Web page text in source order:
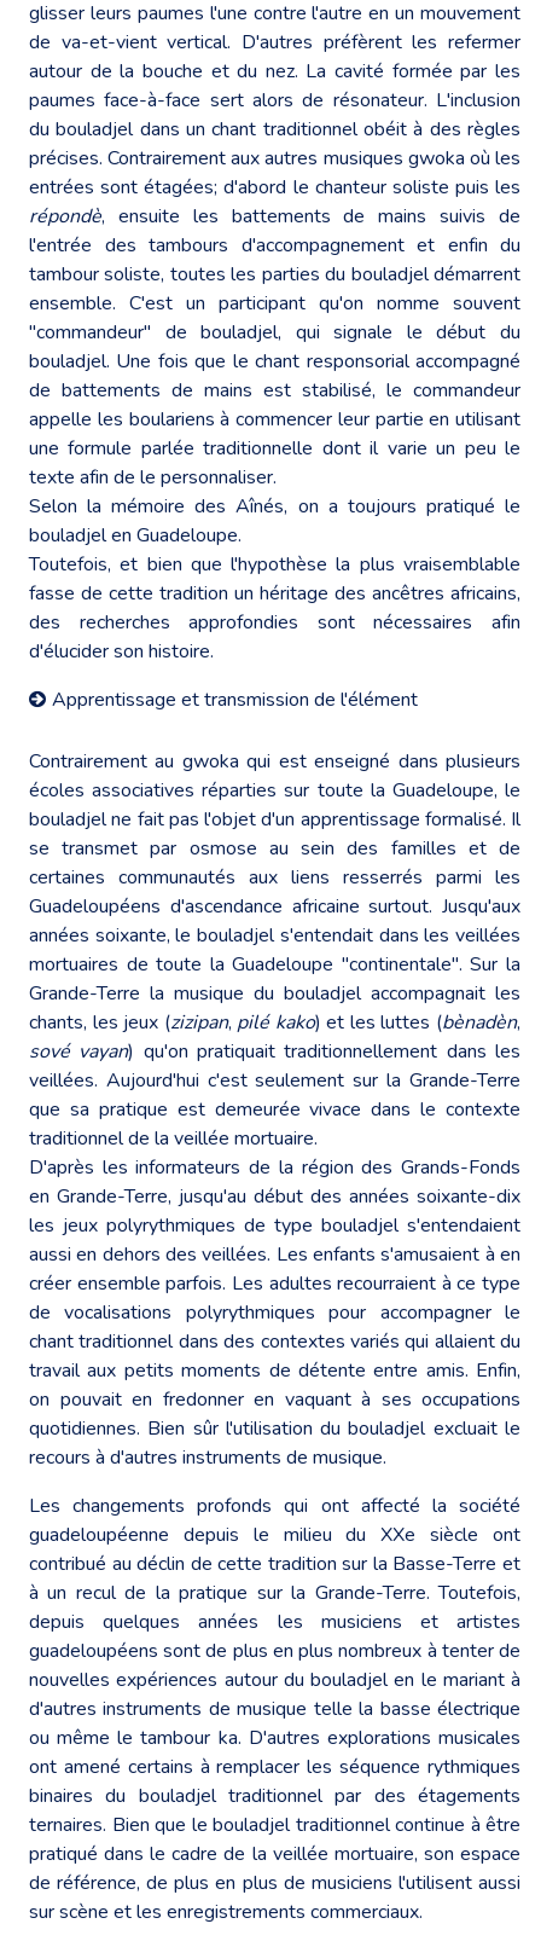
glisser leurs paumes l'une contre l'autre en un mouvement
de va-et-vient vertical. D'autres préfèrent les refermer
autour de la bouche et du nez. La cavité formée par les
paumes face-à-face sert alors de résonateur. L'inclusion
du bouladjel dans un chant traditionnel obéit à des règles
précises. Contrairement aux autres musiques gwoka où les
entrées sont étagées; d'abord le chanteur soliste puis les
répondè, ensuite les battements de mains suivis de
l'entrée des tambours d'accompagnement et enfin du
tambour soliste, toutes les parties du bouladjel démarrent
ensemble. C'est un participant qu'on nomme souvent
"commandeur" de bouladjel, qui signale le début du
bouladjel. Une fois que le chant responsorial accompagné
de battements de mains est stabilisé, le commandeur
appelle les boulariens à commencer leur partie en utilisant
une formule parlée traditionnelle dont il varie un peu le
texte afin de le personnaliser.
Selon la mémoire des Aînés, on a toujours pratiqué le
bouladjel en Guadeloupe.
Toutefois, et bien que l'hypothèse la plus vraisemblable
fasse de cette tradition un héritage des ancêtres africains,
des recherches approfondies sont nécessaires afin
d'élucider son histoire.
Apprentissage et transmission de l'élément
Contrairement au gwoka qui est enseigné dans plusieurs
écoles associatives réparties sur toute la Guadeloupe, le
bouladjel ne fait pas l'objet d'un apprentissage formalisé. Il
se transmet par osmose au sein des familles et de
certaines communautés aux liens resserrés parmi les
Guadeloupéens d'ascendance africaine surtout. Jusqu'aux
années soixante, le bouladjel s'entendait dans les veillées
mortuaires de toute la Guadeloupe "continentale". Sur la
Grande-Terre la musique du bouladjel accompagnait les
chants, les jeux (zizipan, pilé kako) et les luttes (bènadèn,
sové vayan) qu'on pratiquait traditionnellement dans les
veillées. Aujourd'hui c'est seulement sur la Grande-Terre
que sa pratique est demeurée vivace dans le contexte
traditionnel de la veillée mortuaire.
D'après les informateurs de la région des Grands-Fonds
en Grande-Terre, jusqu'au début des années soixante-dix
les jeux polyrythmiques de type bouladjel s'entendaient
aussi en dehors des veillées. Les enfants s'amusaient à en
créer ensemble parfois. Les adultes recourraient à ce type
de vocalisations polyrythmiques pour accompagner le
chant traditionnel dans des contextes variés qui allaient du
travail aux petits moments de détente entre amis. Enfin,
on pouvait en fredonner en vaquant à ses occupations
quotidiennes. Bien sûr l'utilisation du bouladjel excluait le
recours à d'autres instruments de musique.
Les changements profonds qui ont affecté la société
guadeloupéenne depuis le milieu du XXe siècle ont
contribué au déclin de cette tradition sur la Basse-Terre et
à un recul de la pratique sur la Grande-Terre. Toutefois,
depuis quelques années les musiciens et artistes
guadeloupéens sont de plus en plus nombreux à tenter de
nouvelles expériences autour du bouladjel en le mariant à
d'autres instruments de musique telle la basse électrique
ou même le tambour ka. D'autres explorations musicales
ont amené certains à remplacer les séquence rythmiques
binaires du bouladjel traditionnel par des étagements
ternaires. Bien que le bouladjel traditionnel continue à être
pratiqué dans le cadre de la veillée mortuaire, son espace
de référence, de plus en plus de musiciens l'utilisent aussi
sur scène et les enregistrements commerciaux.